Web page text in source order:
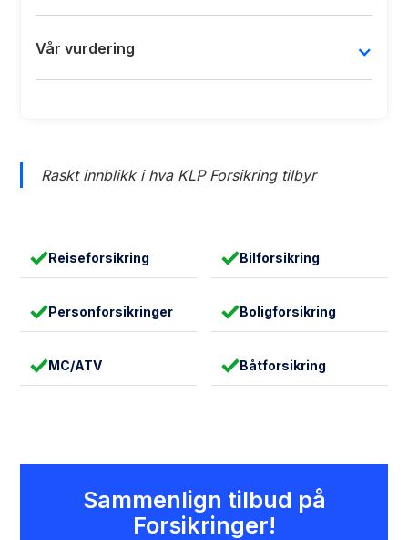
Vår vurdering
Raskt innblikk i hva KLP Forsikring tilbyr
Reiseforsikring Bilforsikring
Personforsikringer Boligforsikring
MC/ATV Båtforsikring
Sammenlign tilbud på
Forsikringer!